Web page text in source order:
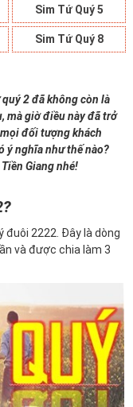
Sim Tứ Quý 5
Sim Tứ Quý 8
2 đã không còn là
mà giờ điều này đã trở
đối tượng khách
ý nghĩa như thế nào?
Giang nhé!
đuôi 2222. Đây là dòng
và được chia làm 3